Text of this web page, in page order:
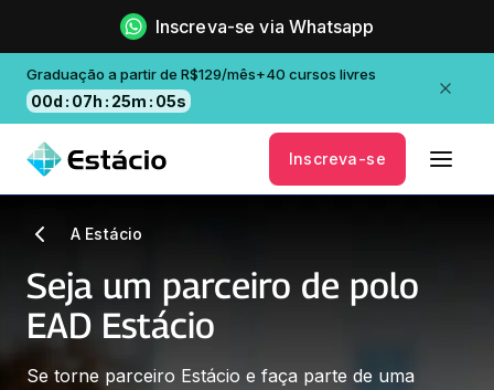
Inscreva-se via Whatsapp
Graduação a partir de R$129/mês+40 cursos livres
00d : 07h : 25m : 04s
Inscreva-se
A Estácio
Seja um parceiro de polo
EAD Estácio
Se torne parceiro Estácio e faça parte de uma